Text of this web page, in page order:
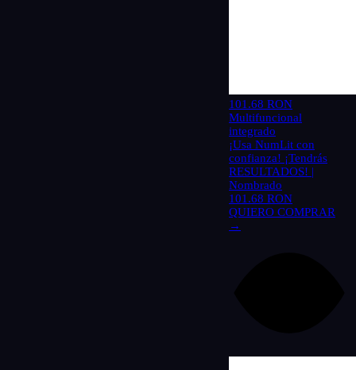
101.68 RON
Multifuncional
integrado
¡Usa NumLit con
confianza! ¡Tendrás
RESULTADOS! |
Nombrado
101.68 RON
QUIERO COMPRAR
→